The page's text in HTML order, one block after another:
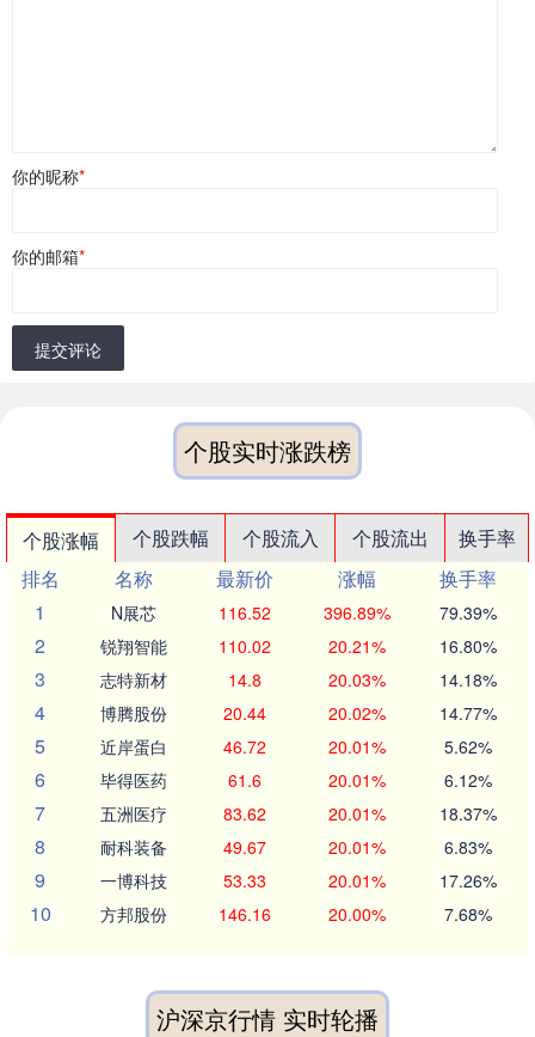
你的昵称*
你的邮箱*
提交评论
个股实时涨跌榜
个股涨幅 个股跌幅 个股流入 个股流出
换手率
排名
名称 最新价 涨幅
换手率
1
N展芯 116.52 396.89% 79.39%
2 锐翔智能 110.02 20.21% 16.80%
3 志特新材 14.8 20.03% 14.18%
4 博腾股份 20.44 20.02% 14.77%
5 近岸蛋白 46.72 20.01% 5.62%
6 毕得医药 61.6 20.01% 6.12%
7 五洲医疗 83.62 20.01% 18.37%
8 耐科装备 49.67 20.01% 6.83%
9 一博科技 53.33 20.01% 17.26%
10 方邦股份 146.16 20.00% 7.68%
沪深京行情 实时轮播